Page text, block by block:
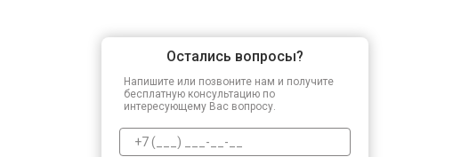
Остались вопросы?
Напишите или позвоните нам и получите
бесплатную консультацию по
интересующему Вас вопросу.